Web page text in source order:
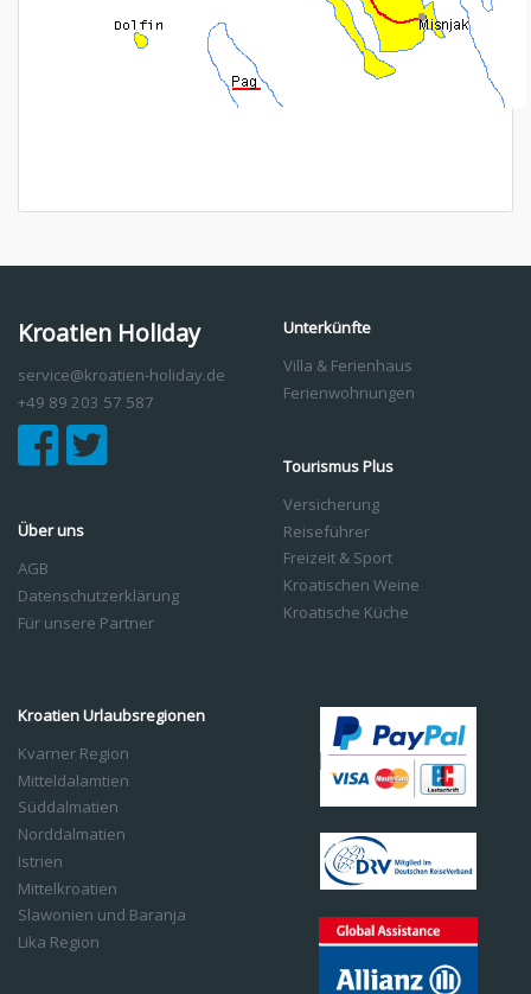
Kroatien Holiday
service@kroatien-holiday.de
+49 89 203 57 587
Über uns
AGB
Datenschutzerklärung
Für unsere Partner
Unterkünfte
Villa & Ferienhaus
Ferienwohnungen
Tourismus Plus
Versicherung
Reiseführer
Freizeit & Sport
Kroatischen Weine
Kroatische Küche
Kroatien Urlaubsregionen
Kvarner Region
Mitteldalamtien
Süddalmatien
Norddalmatien
Istrien
Mittelkroatien
Slawonien und Baranja
Lika Region